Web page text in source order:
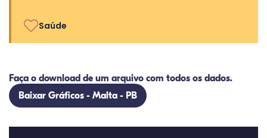
Saúde
Faça o download de um arquivo com todos os dados.
Baixar Gráficos - Malta - PB